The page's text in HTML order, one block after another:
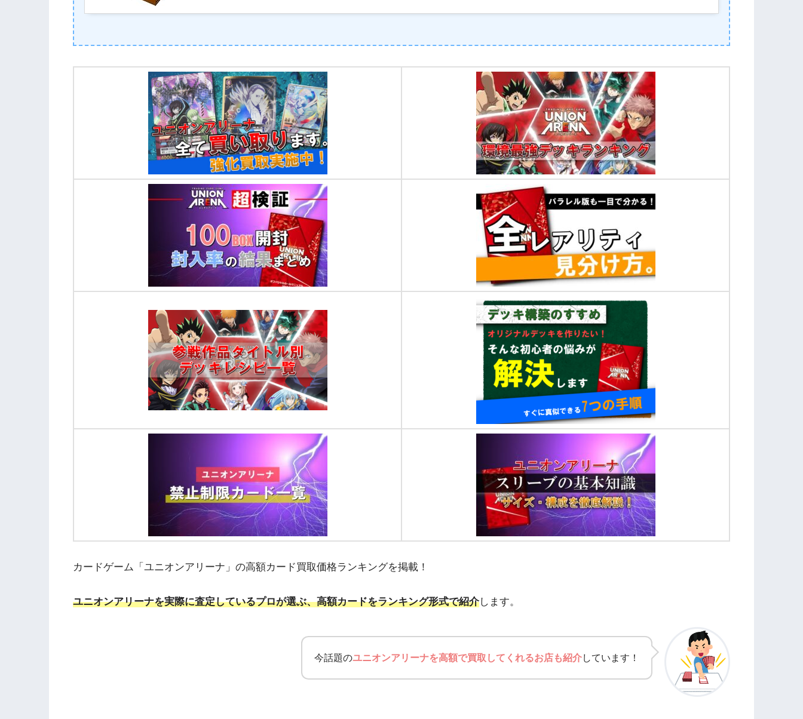
カードゲーム「ユニオンアリーナ」の高額カード買取価格ランキングを掲載！
ユニオンアリーナを実際に査定しているプロが選ぶ、高額カードをランキング形式で紹介します。
今話題のユニオンアリーナを高額で買取してくれるお店も紹介しています！